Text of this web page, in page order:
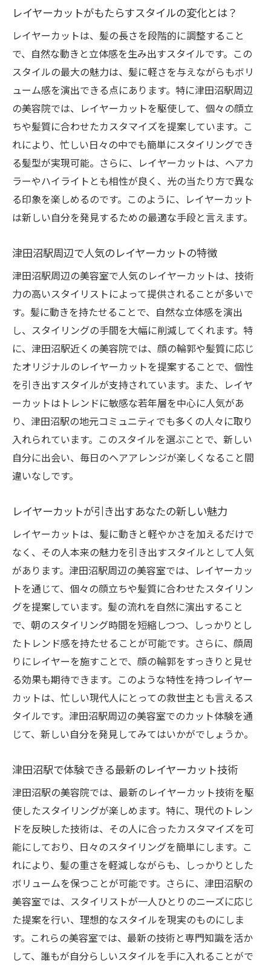
レイヤーカットで叶える！津田沼駅のトレ
ンドヘア
津田沼駅の美容室で見つける理想のレイヤ
ーカット
忙しい日々に最適！レイヤーカットで簡単スタ
イリング
朝の時間を節約！レイヤーカットの利便性
レイヤーカットでラクラクヘアスタイリン
グ
忙しい人におすすめ！簡単なレイヤースタ
イル
レイヤーカットで毎朝のセットがもっと簡
単に
津田沼駅で手に入れる！簡単スタイリング
の秘訣
プロ仕上がりを自宅で実現！レイヤーカットの
魅力
自宅でプロの仕上がりを再現する方法
レイヤーカットでプロフェッショナルな見
た目を手に入れる
簡単にスタイリング！レイヤーカットの利
点
レイヤーカットがもたらす自信の髪型
現
自信を持って出かけられるレイヤーカット
の魅力
髪の動きを生かすレイヤーカットでトレンドス
タイルを手に入れる
髪の動きを最大限に引き出すレイヤーカッ
ト
トレンドに合わせたレイヤーカットの選び
方
動きのあるスタイリングが可能なレイヤー
カット
レイヤーカットでトレンドを先取り
津田沼駅で提案する動きのあるヘアスタイ
レイヤーカットで流行を取り入れる方法
津田沼駅のレイヤーカットで毎日のスタイリン
グを楽に
毎日のセットが楽になるレイヤーカットの
秘密
津田沼駅で手に入れる！毎日簡単スタイリ
ング
毎日を楽しくするレイヤーカットの提案
津田沼駅で叶える日常スタイルの革命
毎日のスタイリングが楽になる理由とは？
レイヤーカットがもたらすスタイルの変化とは？
レイヤーカットは、髪の長さを段階的に調整すること
で、自然な動きと立体感を生み出すスタイルです。この
スタイルの最大の魅力は、髪に軽さを与えながらもボリ
ューム感を演出できる点にあります。特に津田沼駅周辺
の美容院では、レイヤーカットを駆使して、個々の顔立
ちや髪質に合わせたカスタマイズを提案しています。こ
れにより、忙しい日々の中でも簡単にスタイリングでき
る髪型が実現可能。さらに、レイヤーカットは、ヘアカ
ラーやハイライトとも相性が良く、光の当たり方で異な
る印象を楽しめるのです。このように、レイヤーカット
は新しい自分を発見するための最適な手段と言えます。
津田沼駅周辺で人気のレイヤーカットの特徴
津田沼駅周辺の美容室で人気のレイヤーカットは、技術
力の高いスタイリストによって提供されることが多いで
す。髪に動きを持たせることで、自然な立体感を演出
し、スタイリングの手間を大幅に削減してくれます。特
に、津田沼駅近くの美容院では、顔の輪郭や髪質に応じ
たオリジナルのレイヤーカットを提案することで、個性
を引き出すスタイルが支持されています。また、レイヤ
ーカットはトレンドに敏感な若年層を中心に人気があ
り、津田沼駅の地元コミュニティでも多くの人々に取り
入れられています。このスタイルを選ぶことで、新しい
自分に出会い、毎日のヘアアレンジが楽しくなること間
違いなしです。
レイヤーカットが引き出すあなたの新しい魅力
レイヤーカットは、髪に動きと軽やかさを加えるだけで
なく、その人本来の魅力を引き出すスタイルとして人気
があります。津田沼駅周辺の美容室では、レイヤーカッ
トを通じて、個々の顔立ちや髪質に合わせたスタイリン
グを提案しています。髪の流れを自然に演出すること
で、朝のスタイリング時間を短縮しつつ、しっかりとし
たトレンド感を持たせることが可能です。さらに、顔周
りにレイヤーを施すことで、顔の輪郭をすっきりと見せ
る効果も期待できます。このような特性を持つレイヤー
カットは、忙しい現代人にとっての救世主とも言えるス
タイルです。津田沼駅周辺の美容室でのカット体験を通
じて、新しい自分を発見してみてはいかがでしょうか。
津田沼駅で体験できる最新のレイヤーカット技術
津田沼駅の美容院では、最新のレイヤーカット技術を駆
使したスタイリングが楽しめます。特に、現代のトレン
ドを反映した技術は、その人に合ったカスタマイズを可
能にしており、日々のスタイリングを簡単にします。こ
れにより、髪の重さを軽減しながらも、しっかりとした
ボリュームを保つことが可能です。さらに、津田沼駅の
美容室では、スタイリストが一人ひとりのニーズに応じ
た提案を行い、理想的なスタイルを現実のものにしま
す。これらの美容室では、最新の技術と専門知識を活か
して、誰もが自分らしいスタイルを手に入れることがで